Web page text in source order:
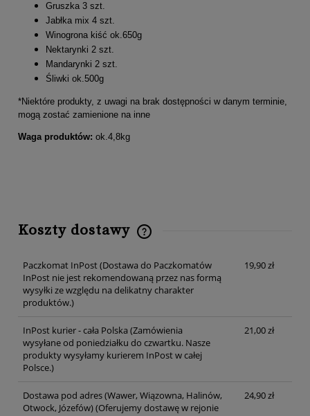
Gruszka 3 szt.
Jabłka mix 4 szt.
Winogrona kiść ok.650g
Nektarynki 2 szt.
Mandarynki 2 szt.
Śliwki ok.500g
*Niektóre produkty, z uwagi na brak dostępności w danym terminie,
mogą zostać zamienione na inne
Waga produktów: ok.4,8kg
Koszty dostawy
Paczkomat InPost(Dostawa do Paczkomatów
InPost nie jest rekomendowaną przez nas formą
wysyłki ze względu na delikatny charakter
produktów.)
19,90 zł
InPost kurier - cała Polska (Zamówienia
wysyłane od poniedziałku do czwartku. Nasze
produkty wysyłamy kurierem InPost w całej
Polsce.)
21,00 zł
Dostawa pod adres (Wawer, Wiązowna, Halinów,
Otwock, Józefów)(Oferujemy dostawę w rejonie
24,90 zł